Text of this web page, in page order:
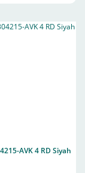
AVK 4 RD Siyah